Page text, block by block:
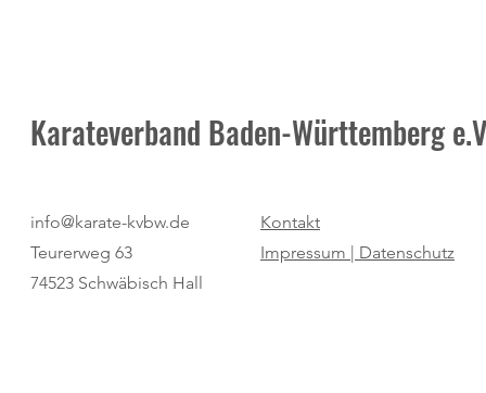
Neuer Termin: Masters-
Vorbereitung am 25. Juli beim TV
Diersburg
Impulse und
Karateverband Baden-Württemberg
info@karate-kvbw.de
Teurerweg 63
74523 Schwäbisch Hall
Kontakt
Impressum | Datenschutz